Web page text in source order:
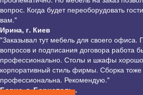
вопрос. Когда будет переоборудовать
вам."
Ирина, г. Киев
"Заказывал тут мебель для своего офиса.
вопросов и подписания договора работа
профессионально. Столы и шкафы
корпоративный стиль фирмы. Сборка
профессиональна. Рекомендую."
Борис, г. Борисполь .